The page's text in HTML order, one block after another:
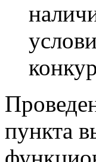
пункта